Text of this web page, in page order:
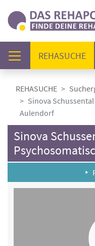
REHASUCHE
REHASUCHE
Sinova
Aulendorf
Sinova